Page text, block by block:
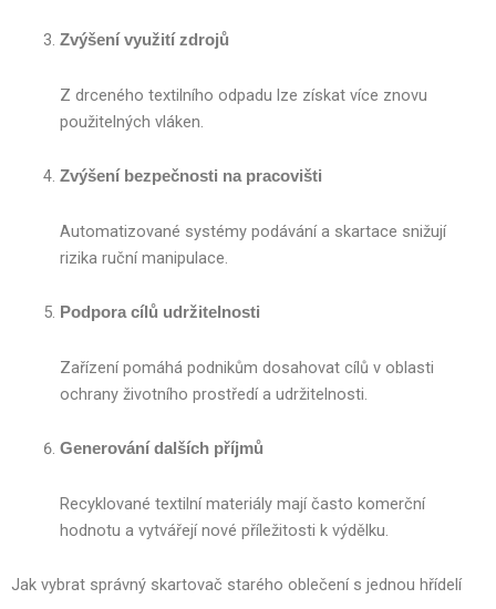
Zvýšení využití zdrojů
Z drceného textilního odpadu lze získat více znovu
použitelných vláken.
Zvýšení bezpečnosti na pracovišti
Automatizované systémy podávání a skartace snižují
rizika ruční manipulace.
Podpora cílů udržitelnosti
Zařízení pomáhá podnikům dosahovat cílů v oblasti
ochrany životního prostředí a udržitelnosti.
Generování dalších příjmů
Recyklované textilní materiály mají často komerční
hodnotu a vytvářejí nové příležitosti k výdělku.
Jak vybrat správný skartovač starého oblečení s jednou hřídelí